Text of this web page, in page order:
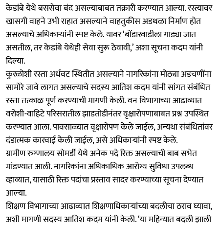
केडांबे येथे बससेवा बंद असल्याबाबत तक्रारी करण्यात आल्या. रस्त्यावर
खासगी वाहने उभी राहात असल्याने वाहतुकीस अडथळा निर्माण होत
असल्याचे अधिकाऱ्यांनी स्पष्ट केले. यावर ‘बोंडारवाडीला गाड्या जात
असतील, तर केडांबे येथेही सेवा सुरू ठेवावी,’ अशा सूचना कदम यांनी
दिल्या.
कुरळोशी रस्ता अर्धवट स्थितीत असल्याने नागरिकांना मोठ्या अडचणींना
सामोरे जावे लागत असल्याचे सदस्य आतिश कदम यांनी सांगत संबंधित
रस्ता तत्काळ पूर्ण करण्याची मागणी केली. वन विभागाच्या आढाव्यात
वरोशी-वाहिटे परिसरातील झाडतोडीनंतर वृक्षारोपणाबाबत प्रश्न उपस्थित
करण्यात आला. पावसाळ्यात वृक्षारोपण केले जाईल, अन्यथा संबंधितांवर
दंडात्मक कारवाई केली जाईल, असे अधिकाऱ्यांनी स्पष्ट केले.
ग्रामीण रुग्णालय सोमर्डी येथे अनेक पदे रिक्त असल्याची बाब सभेत
मांडण्यात आली. नागरिकांना अधिकाधिक आरोग्य सुविधा उपलब्ध
व्हाव्यात, यासाठी रिक्त पदांचा प्रस्ताव सादर करण्याच्या सूचना देण्यात
आल्या.
शिक्षण विभागाच्या आढाव्यात शिक्षणाधिकाऱ्यांच्या बदलीचा ठराव घ्यावा,
अशी मागणी सदस्य आतिश कदम यांनी केली. ‘या महिन्यात बदली झाली